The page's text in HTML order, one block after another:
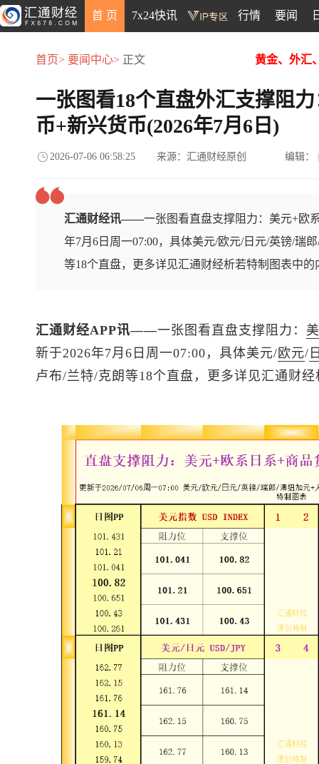
首 页 7x24快讯 行情 要闻
首页> 要闻中心> 正文 黄金、外汇
一张图看18个直盘外汇支撑阻
币+新兴货币(2026年7月6日)
2026-07-06 06:58:25 来源：汇通财经原创 编辑：
汇通财经讯——一张图看直盘支撑阻力：美元+欧
年7月6日周一07:00，具体美元/欧元/日元/英镑/瑞
等18个直盘，更多详见汇通财经析若特制图表中的
汇通财经APP讯——一张图看直盘支撑阻力：
新于2026年7月6日周一07:00，具体美元/欧元/
卢布/兰特/克朗等18个直盘，更多详见汇通财